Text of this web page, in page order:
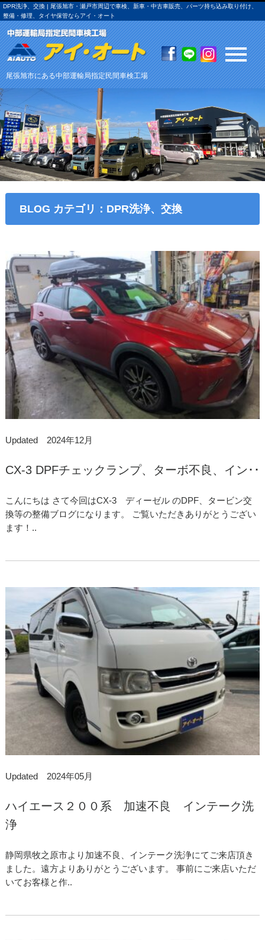
DPR洗浄、交換 | 尾張旭市・瀬戸市周辺で車検、新車・中古車販売、パーツ持ち込み取り付け、
整備・修理、タイヤ保管ならアイ・オート
尾張旭市にある中部運輸局指定民間車検工場
BLOG カテゴリ：DPR洗浄、交換
Updated 2024年12月
CX-3 DPFチェックランプ、ターボ不良、イン･･
こんにちは さて今回はCX-3 ディーゼル のDPF、タービン交
換等の整備ブログになります。 ご覧いただきありがとうござい
ます！..
Updated 2024年05月
ハイエース２００系 加速不良 インテーク洗
浄
静岡県牧之原市より加速不良、インテーク洗浄にてご来店頂き
ました。遠方よりありがとうございます。 事前にご来店いただ
いてお客様と作..